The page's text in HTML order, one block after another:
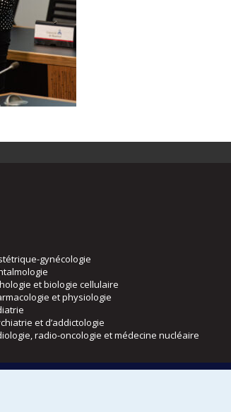
gynécologie
et biologie cellulaire
et physiologie
et d’addictologie
radio-oncologie et médecine nucléaire